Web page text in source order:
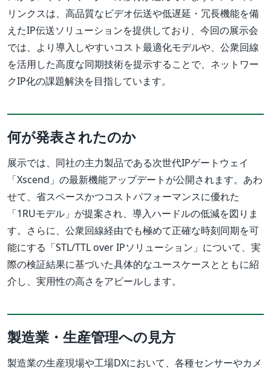
リンクスは、高品質なビデオ伝送や低遅延・冗長機能を備
えたIP伝送ソリューションを提供しており、今回の展示会
では、より導入しやすいコスト最適化モデルや、公衆回線
を活用した高度な同期技術を提示することで、ネットワー
クIP化の課題解決を目指しています。
何が発表されたのか
展示では、同社の主力製品である次世代IPゲートウェイ
「Xscend」の最新機能アップデートが公開されます。あわ
せて、省スペースかつコストパフォーマンスに優れた
「1RUモデル」が提案され、導入ハードルの低減を図りま
す。さらに、公衆回線経由でも極めて正確な時刻同期を可
能にする「STL/TTL over IPソリューション」について、実
際の検証結果に基づいた具体的なユースケースとともに紹
介し、実用性の高さをアピールします。
製造業・生産管理への見方
製造業の生産現場や工場DXにおいて、各種センサーやカメ